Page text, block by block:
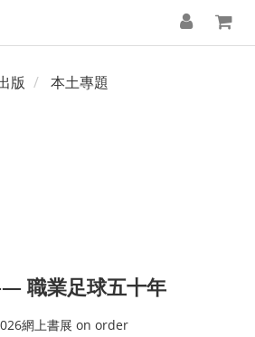
版 本土專題
職業足球五十年
網上書展 on order